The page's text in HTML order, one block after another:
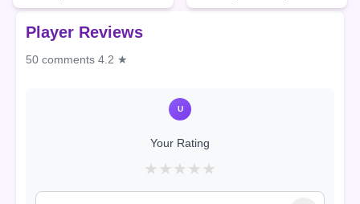
Player Reviews
50 comments 4.2 ★
U
Your Rating
★ ★ ★ ★ ★